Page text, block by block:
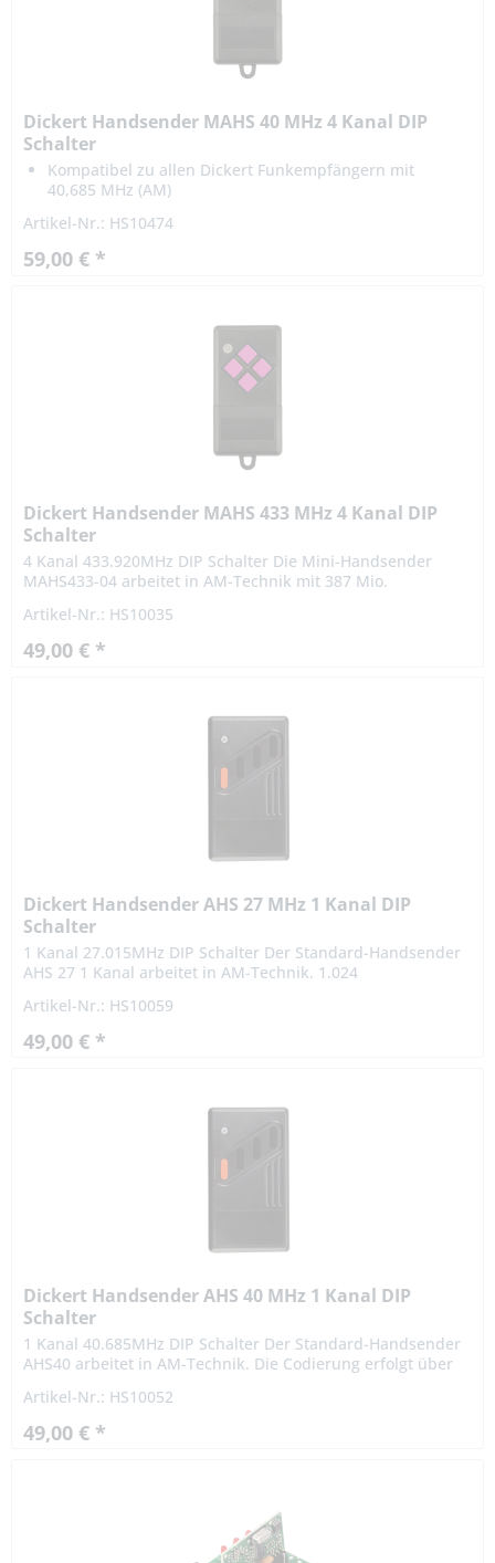
Dickert Handsender MAHS 40 MHz 4 Kanal DIP
Schalter
Kompatibel zu allen Dickert Funkempfängern mit
40,685 MHz (AM)
4-Tasten Mini Handsender
Artikel-Nr.: HS10474
59,00 € *
Dickert Handsender MAHS 433 MHz 4 Kanal DIP
Schalter
4 Kanal 433.920MHz DIP Schalter Die Mini-Handsender
MAHS433-04 arbeitet in AM-Technik mit 387 Mio.
einem 10-poligen...
Artikel-Nr.: HS10035
49,00 € *
Dickert Handsender AHS 27 MHz 1 Kanal DIP
Schalter
1 Kanal 27.015MHz DIP Schalter Der Standard-Handsender
AHS 27 1 Kanal arbeitet in AM-Technik. 1.024
LinearCode. Highlights:...
Artikel-Nr.: HS10059
49,00 € *
Dickert Handsender AHS 40 MHz 1 Kanal DIP
Schalter
1 Kanal 40.685MHz DIP Schalter Der Standard-Handsender
AHS40 arbeitet in AM-Technik. Die Codierung erfolgt über
Firmenlogos...
Artikel-Nr.: HS10052
49,00 € *